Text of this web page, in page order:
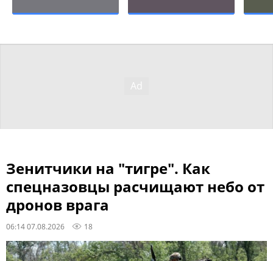
Зенитчики на "тигре". Как
спецназовцы расчищают небо от
дронов врага
06:14 07.08.2026 18